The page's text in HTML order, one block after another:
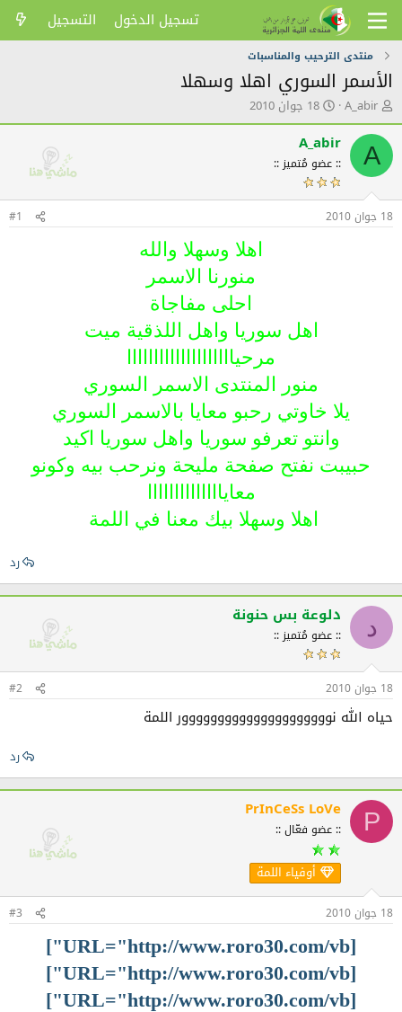
تسجيل الدخول التسجيل
منتدى الترحيب والمناسبات
الأسمر السوري اهلا وسهلا
ك
ا
ت
ب
ا
م
و
ض
A_abir ت
ا
ر
ي
خ
ا
ل
ش
18 جوان 2010
A
A_abir
:: عضو مُتميز ::
18 جوان 2010 #1
اهلا وسهلا والله
منورنا الاسمر
احلى مفاجاة
اهل سوريا واهل اللذقية ميت
مرحياااااااااااااااااااا
منور المنتدى الاسمر السوري
يلا خاوتي رحبو معايا بالاسمر السوري
وانتو تعرفو سوريا واهل سوريا اكيد
حبيبت نفتح صفحة مليحة ونرحب بيه وكونو
معاياااااااااااااا
اهلا وسهلا بيك معنا في اللمة
رد
د دلوعة بس حنونة
:: عضو مُتميز ::
18 جوان 2010 #2
حياه الله نووووووووووووووووووووور اللمة
رد
P
PrInCeSs LoVe
:: عضو فعّال ::
أوفياء اللمة
18 جوان 2010 #3
[URL="http://www.roro30.com/vb"]
[URL="http://www.roro30.com/vb"]
[URL="http://www.roro30.com/vb"]